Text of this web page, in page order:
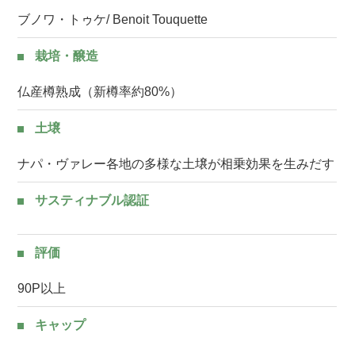
ブノワ・トゥケ/ Benoit Touquette
栽培・醸造
仏産樽熟成（新樽率約80%）
土壌
ナパ・ヴァレー各地の多様な土壌が相乗効果を生みだす
サスティナブル認証
評価
90P以上
キャップ